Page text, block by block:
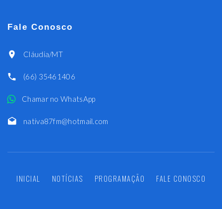
Fale Conosco
Cláudia/MT
(66) 35461406
Chamar no WhatsApp
nativa87fm@hotmail.com
INICIAL NOTÍCIAS PROGRAMAÇÃO FALE CONOSCO